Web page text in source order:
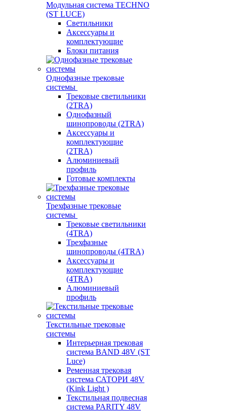
Модульная система TECHNO
(ST LUCE)
Светильники
Аксессуары и
комплектующие
Блоки питания
Однофазные трековые
системы
Трековые светильники
(2TRA)
Однофазный
шинопроводы (2TRA)
Аксессуары и
комплектующие
(2TRA)
Алюминиевый
профиль
Готовые комплекты
Трехфазные трековые
системы
Трековые светильники
(4TRA)
Трехфазные
шинопроводы (4TRA)
Аксессуары и
комплектующие
(4TRA)
Алюминиевый
профиль
Текстильные трековые
системы
Интерьерная трековая
система BAND 48V (ST
Luce)
Ременная трековая
система САТОРИ 48V
(Kink Light )
Текстильная подвесная
система PARITY 48V